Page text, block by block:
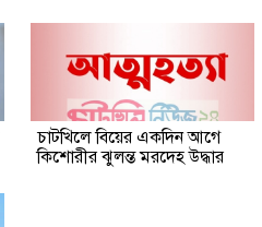
চাটখিলে বিয়ের একদিন আগে
কিশোরীর ঝুলন্ত মরদেহ উদ্ধার